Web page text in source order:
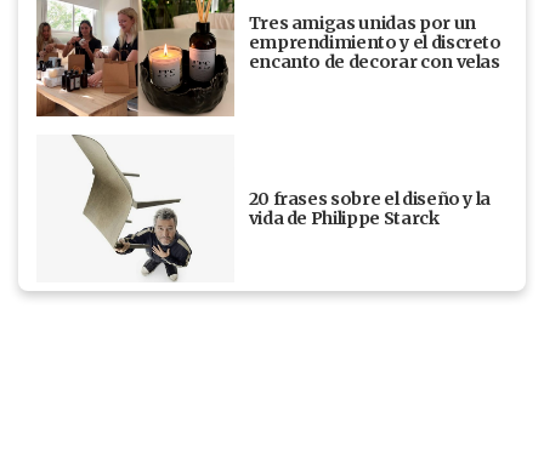
Tres amigas unidas por un
emprendimiento y el discreto
encanto de decorar con velas
20 frases sobre el diseño y la
vida de Philippe Starck